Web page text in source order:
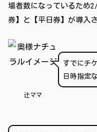
場者数になっているため
券】と【平日券】が導入
辻ママ
すでにチ
日時指定